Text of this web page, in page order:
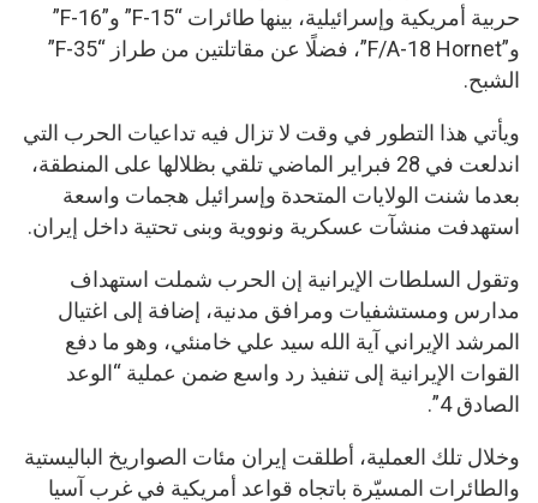
حربية أمريكية وإسرائيلية، بينها طائرات “F-15” و”F-16”
و”F/A-18 Hornet”، فضلًا عن مقاتلتين من طراز “F-35”
الشبح.
ويأتي هذا التطور في وقت لا تزال فيه تداعيات الحرب التي
اندلعت في 28 فبراير الماضي تلقي بظلالها على المنطقة،
بعدما شنت الولايات المتحدة وإسرائيل هجمات واسعة
استهدفت منشآت عسكرية ونووية وبنى تحتية داخل إيران.
وتقول السلطات الإيرانية إن الحرب شملت استهداف
مدارس ومستشفيات ومرافق مدنية، إضافة إلى اغتيال
المرشد الإيراني آية الله سيد علي خامنئي، وهو ما دفع
القوات الإيرانية إلى تنفيذ رد واسع ضمن عملية “الوعد
الصادق 4”.
وخلال تلك العملية، أطلقت إيران مئات الصواريخ الباليستية
والطائرات المسيّرة باتجاه قواعد أمريكية في غرب آسيا